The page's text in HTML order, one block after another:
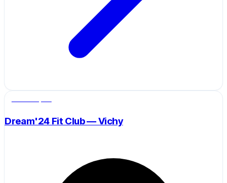
Dream'24 Fit Club — Vichy